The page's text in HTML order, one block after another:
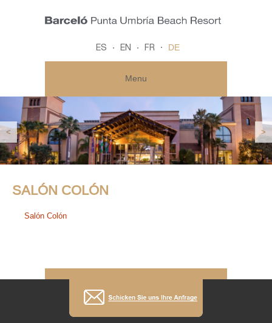
ES EN FR DE
Menu
< >
SALÓN COLÓN
Salón Colón